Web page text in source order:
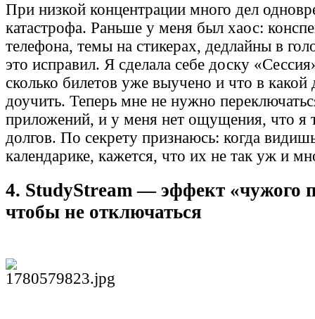
При низкой концентрации много дел
катастрофа. Раньше у меня был хаос:
телефона, темы на стикерах, дедлайны в
это исправил. Я сделала себе доску
сколько билетов уже выучено и что в
доучить. Теперь мне не нужно
приложений, и у меня нет ощущения, что я
долгов. По секрету признаюсь: когда
календарике, кажется, что их не так уж и
4. StudyStream — эффект «чужого
чтобы не отключаться